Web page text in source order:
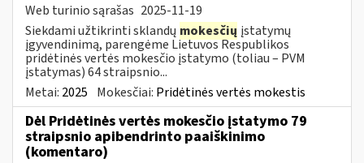
Web turinio sąrašas 2025-11-19
Siekdami užtikrinti sklandų mokesčių įstatymų
įgyvendinimą, parengėme Lietuvos Respublikos
pridėtinės vertės mokesčio įstatymo (toliau – PVM
įstatymas) 64 straipsnio...
Metai: 2025 Mokesčiai: Pridėtinės vertės mokestis
Dėl Pridėtinės vertės mokesčio įstatymo 79
straipsnio apibendrinto paaiškinimo
(komentaro)